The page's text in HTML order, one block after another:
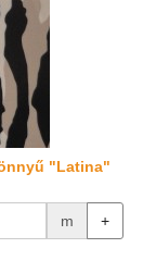
"Latina"
m +